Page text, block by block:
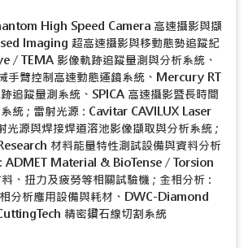
High Speed Camera 高速攝影與擷
Imaging 超高速攝影與移動態勢追蹤紀
/ TEMA 影像軌跡追蹤量測與分析系統、
手臂控制高速動態運鏡系統、Mercury RT
追蹤量測系統、SPICA 高速攝影暨長時間
統 ; 雷射光源 : Cavitar CAVILUX Laser
源與焊接焊道溶池影像擷取與分析系統 ;
材料能量特性測試設備與資料分析
ADMET Material & BioTense / Torsion
、扭力及疲勞等相關試驗機 ; 金相分析 :
分析應用設備與耗材、DWC-Diamond
精密鑽石線切割系統